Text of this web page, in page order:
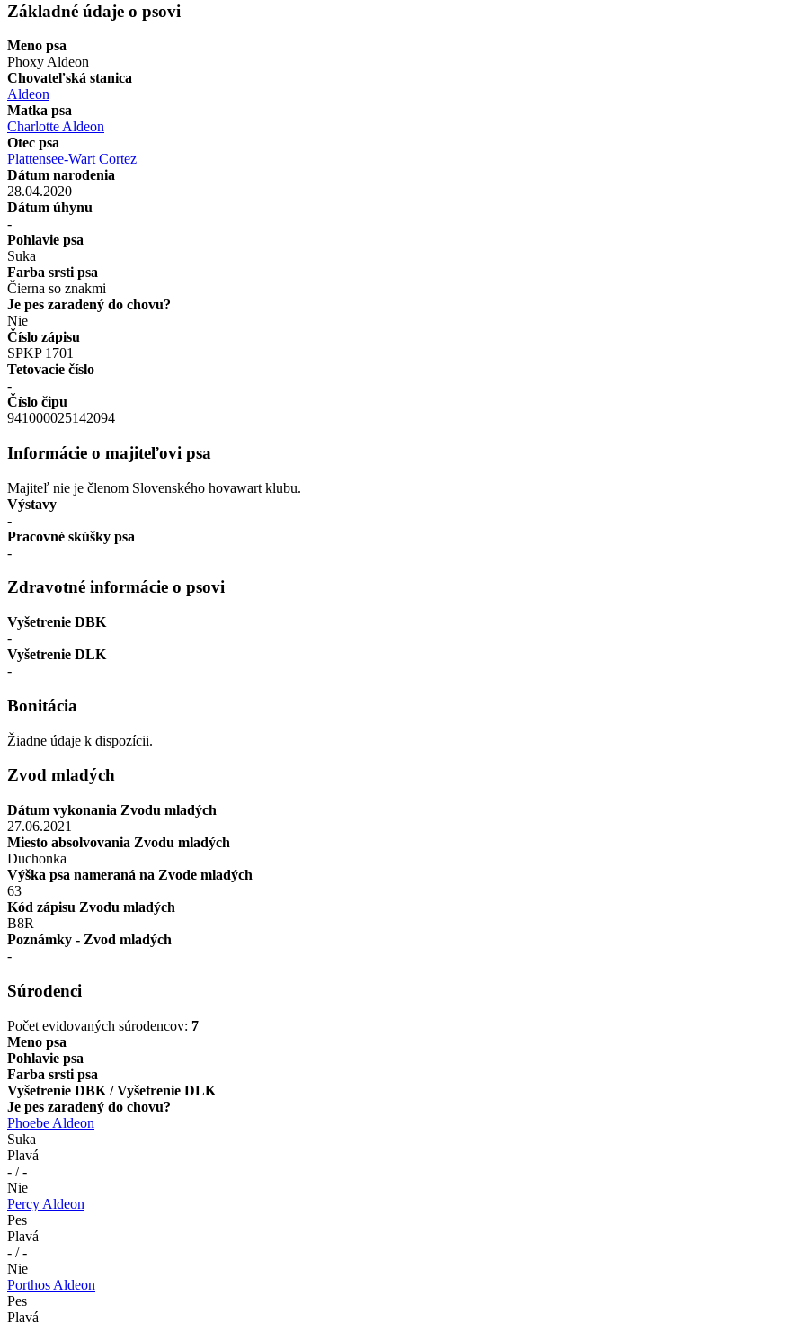
Základné údaje o psovi
Meno psa
Phoxy Aldeon
Chovateľská stanica
Aldeon
Matka psa
Charlotte Aldeon
Otec psa
Plattensee-Wart Cortez
Dátum narodenia
28.04.2020
Dátum úhynu
-
Pohlavie psa
Suka
Farba srsti psa
Čierna so znakmi
Je pes zaradený do chovu?
Nie
Číslo zápisu
SPKP 1701
Tetovacie číslo
-
Číslo čipu
941000025142094
Informácie o majiteľovi psa
Majiteľ nie je členom Slovenského hovawart klubu.
Výstavy
-
Pracovné skúšky psa
-
Zdravotné informácie o psovi
Vyšetrenie DBK
-
Vyšetrenie DLK
-
Bonitácia
Žiadne údaje k dispozícii.
Zvod mladých
Dátum vykonania Zvodu mladých
27.06.2021
Miesto absolvovania Zvodu mladých
Duchonka
Výška psa nameraná na Zvode mladých
63
Kód zápisu Zvodu mladých
B8R
Poznámky - Zvod mladých
-
Súrodenci
Počet evidovaných súrodencov: 7
Meno psa
Pohlavie psa
Farba srsti psa
Vyšetrenie DBK / Vyšetrenie DLK
Je pes zaradený do chovu?
Phoebe Aldeon
Suka
Plavá
- / -
Nie
Percy Aldeon
Pes
Plavá
- / -
Nie
Porthos Aldeon
Pes
Plavá